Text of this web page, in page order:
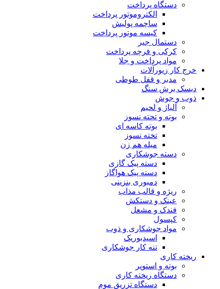
دستگاه پرداخت
الکتروموتور پرداخت
ساچمه پولیش
کیسه موتور پرداخت
دستمال جیر
کرکی و فرچه پرداخت
مواد پرداخت و جلا
خرج کار زیورآلات
مدبر و قفل طوطی
دیسک برش سنگ
ذوب و جوش
آلیاژ و لحیم
بوته و تحته نسوز
بوته کاسه ای
تخته نسوز
میله هم زن
دسته جوشکاری
دسته پیک گازی
دسته پیک هواگاز
دمبوری بنزینی
ریژه و قالب مذاب
عینک و دستکش
فندک و مشعل
کپسول
مواد جوشکاری و ذوب
اسیدبوریک
تنه کار جوشکاری
ریخته کاری
بوته و استوپر
دستگاه ریخته کاری
دستگاه تزریق موم